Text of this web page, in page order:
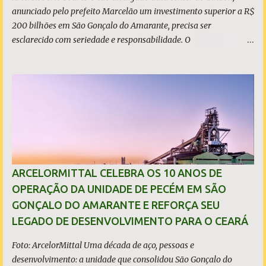
anunciado pelo prefeito Marcelão um investimento superior a R$
200 bilhões em São Gonçalo do Amarante, precisa ser
esclarecido com seriedade e responsabilidade. O
investimento que não lhe pertence, ou desconhece os limites
territoriais do município que governa. Em qualquer dos casos, a
situação é grave. A população tem direito à informação correta,
transparente e sem propaganda enganosa, sobretudo quando
investimentos bilionários são usados como vitrine política. O que
é, de fato, o CIPP O Complexo Industrial e Portuário do Pecém
(CIPP) está situado parcialmente nos municípios de São Gonçalo
do Amarante e de Caucaia, conforme demonstram o mapa
acima. Embora a Vila (ou distrito) do Pecém pertença a Sã...
ARCELORMITTAL CELEBRA OS 10 ANOS DE
OPERAÇÃO DA UNIDADE DE PECÉM EM SÃO
GONÇALO DO AMARANTE E REFORÇA SEU
LEGADO DE DESENVOLVIMENTO PARA O CEARÁ
Foto: ArcelorMittal Uma década de aço, pessoas e
desenvolvimento: a unidade que consolidou São Gonçalo do